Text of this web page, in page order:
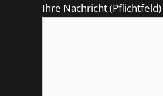
Ihre Nachricht (Pflichtfeld)